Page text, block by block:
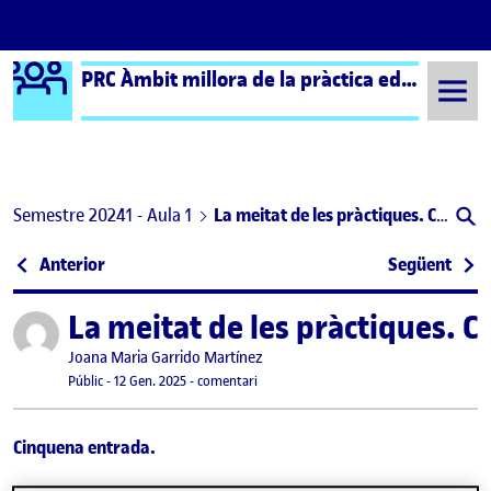
Saltar al contingut
Logo Ágora PRC Àmbit millora de la pràctica educativa (formal) – Aula 1
Semestre 20241 - Aula 1 La meitat de les pràctiques. Cap a quina direcció em dirigeixo?
Navegació d'entrades
Anterior: Intel·ligències múltiples i augment de laSegüent:
Publicat perLa meitat de les pràctiques.
Publicat per
Joana Maria Garrido Martínez
Visibilitat:
Públic-Data de publicació
12 Gen. 202512 gener, 2025 8:16 pm
-comentariel La meitat de les pràctiques. Cap a
Cinquena entrada.